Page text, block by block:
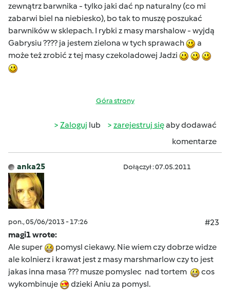
zewnątrz barwnika - tylko jaki dać np naturalny (co mi
zabarwi biel na niebiesko), bo tak to muszę poszukać
barwników w sklepach. I rybki z masy marshalow - wyjdą
Gabrysiu ???? ja jestem zielona w tych sprawach
a
może też zrobić z tej masy czekoladowej Jadzi
Góra strony
Zaloguj lub zarejestruj sięaby dodawać
komentarze
anka25 Dołączył : 07.05.2011
pon., 05/06/2013 - 17:26
#23
magi1 wrote:
Ale super
pomysl ciekawy. Nie wiem czy dobrze widze
ale kolnierz i krawat jest z masy marshmarlow czy to jest
jakas inna masa ??? musze pomyslec nad tortem
cos
wykombinuje
dzieki Aniu za pomysl.